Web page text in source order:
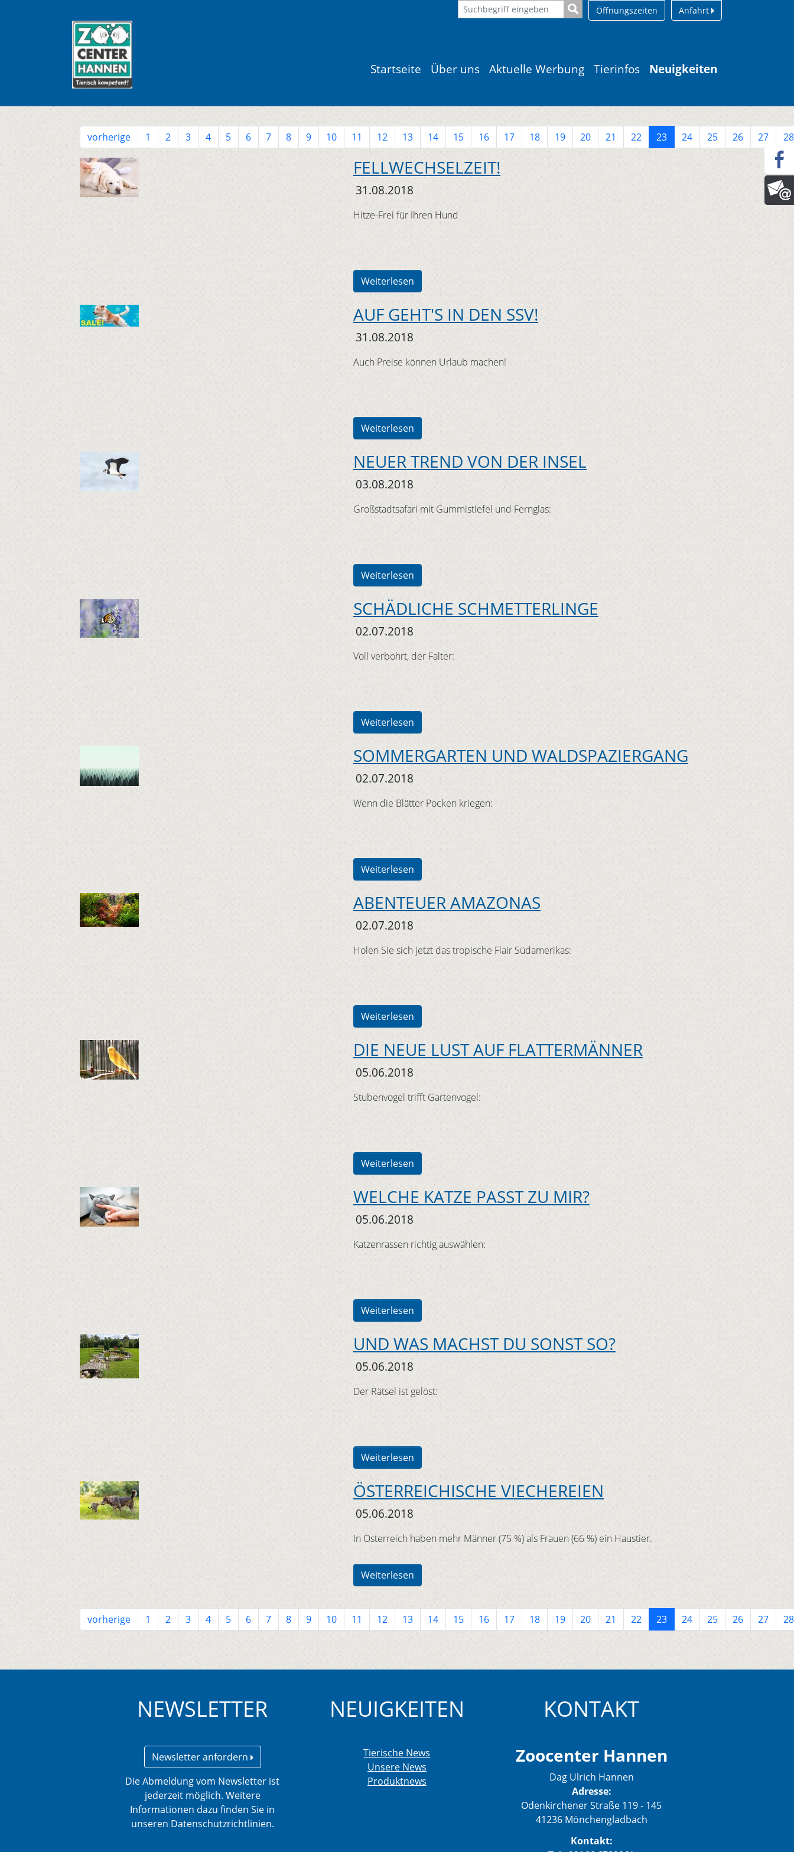
Öffnungszeiten Anfahrt
Startseite Über uns Aktuelle Werbung Tierinfos Neuigkeiten
vorherige 1 2 3 4 5 6 7 8 9 10 11 12 13 14 15 16 17 18 19 20 21 22 23 24 25 26 27 28
FELLWECHSELZEIT!
31.08.2018
Hitze-Frei für Ihren Hund
Weiterlesen
AUF GEHT'S IN DEN SSV!
31.08.2018
Auch Preise können Urlaub machen!
Weiterlesen
NEUER TREND VON DER INSEL
03.08.2018
Großstadtsafari mit Gummistiefel und Fernglas:
Weiterlesen
SCHÄDLICHE SCHMETTERLINGE
02.07.2018
Voll verbohrt, der Falter:
Weiterlesen
SOMMERGARTEN UND WALDSPAZIERGANG
02.07.2018
Wenn die Blätter Pocken kriegen:
Weiterlesen
ABENTEUER AMAZONAS
02.07.2018
Holen Sie sich jetzt das tropische Flair Südamerikas:
Weiterlesen
DIE NEUE LUST AUF FLATTERMÄNNER
05.06.2018
Stubenvogel trifft Gartenvogel:
Weiterlesen
WELCHE KATZE PASST ZU MIR?
05.06.2018
Katzenrassen richtig auswählen:
Weiterlesen
UND WAS MACHST DU SONST SO?
05.06.2018
Der Rätsel ist gelöst:
Weiterlesen
ÖSTERREICHISCHE VIECHEREIEN
05.06.2018
In Österreich haben mehr Männer (75 %) als Frauen (66 %) ein Haustier.
Weiterlesen
vorherige 1 2 3 4 5 6 7 8 9 10 11 12 13 14 15 16 17 18 19 20 21 22 23 24 25 26 27 28
NEWSLETTER
Newsletter anfordern
Die Abmeldung vom Newsletter ist
jederzeit möglich. Weitere
Informationen dazu finden Sie in
unseren Datenschutzrichtlinien.
NEUIGKEITEN
Tierische News
Unsere News
Produktnews
KONTAKT
Zoocenter Hannen
Dag Ulrich Hannen
Adresse:
Odenkirchener Straße 119 - 145
41236 Mönchengladbach
Kontakt: